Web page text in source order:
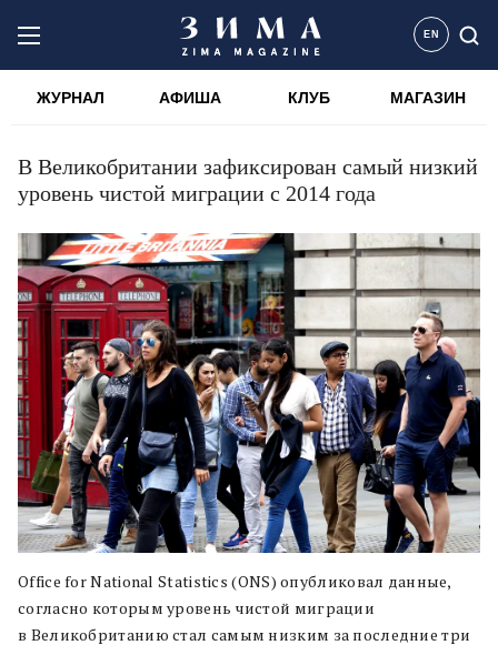
EN
ЖУРНАЛ АФИША КЛУБ МАГАЗИН
В Великобритании зафиксирован самый низкий
уровень чистой миграции с 2014 года
Office for National Statistics (ONS) опубликовал данные,
согласно которым уровень чистой миграции
в Великобританию стал самым низким за последние три